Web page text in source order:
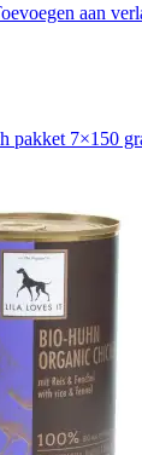
aan
pakket 7×150